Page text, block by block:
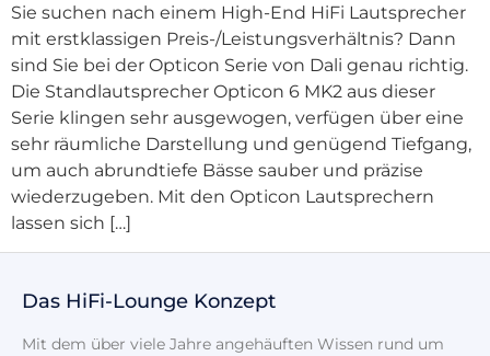
Sie suchen nach einem High-End HiFi Lautsprecher
mit erstklassigen Preis-/Leistungsverhältnis? Dann
sind Sie bei der Opticon Serie von Dali genau richtig.
Die Standlautsprecher Opticon 6 MK2 aus dieser
Serie klingen sehr ausgewogen, verfügen über eine
sehr räumliche Darstellung und genügend Tiefgang,
um auch abrundtiefe Bässe sauber und präzise
wiederzugeben. Mit den Opticon Lautsprechern
lassen sich […]
Das HiFi-Lounge Konzept
Mit dem über viele Jahre angehäuften Wissen rund um